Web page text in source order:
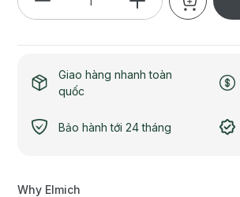
Giao hàng nhanh toàn
quốc
Bảo hành tới 24 tháng
Why Elmich